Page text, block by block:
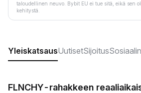
taloudellinen neuvo. Bybit EU ei tue sitä, eikä sen
kehitystä.
YleiskatsausUutisetSijoitus
FLNCHY-rahakkeen